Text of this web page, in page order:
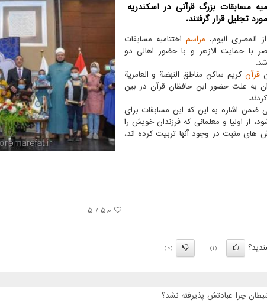
مسابقات بزرگ قرآنی در اسکندریه
المصری الیوم، مراسم اختتامیه مسابقات
با حمایت الازهر و با حضور اهالی دو
شد.
قرآنکریم ساکن مناطق النهضة و العامریة
به علت حضور این حافظان قرآن در بین
ضمن اشاره به این که این مسابقات برای
از اولیا و معلمانی که فرزندان خویش را
های مثبت در وجود آنها تربیت کرده اند،
5.0
/
5
(1)
(0)
چرا عبادتش پذیرفته نشد؟